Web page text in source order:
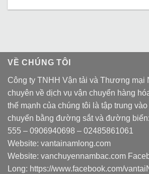
VỀ CHÚNG TÔI
Công ty TNHH Vận tải và Thương mại
chuyên về dịch vụ vận chuyển hàng
thế mạnh của chúng tôi là tập trung
chuyển bằng đường sắt và đường
555 – 0906940698 – 02485861061
Website: vantainamlong.com
Website: vanchuyennambac.com
Long: https://www.facebook.com/